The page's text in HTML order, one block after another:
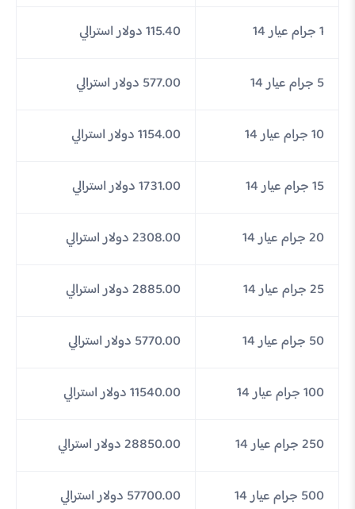
1 جرام عيار 14 115.40 دولار استرالي
5 جرام عيار 14 577.00 دولار استرالي
10 جرام عيار 14 1154.00 دولار استرالي
15 جرام عيار 14 1731.00 دولار استرالي
20 جرام عيار 14 2308.00 دولار استرالي
25 جرام عيار 14 2885.00 دولار استرالي
50 جرام عيار 14 5770.00 دولار استرالي
100 جرام عيار 14 11540.00 دولار استرالي
250 جرام عيار 14 28850.00 دولار استرالي
500 جرام عيار 14 57700.00 دولار استرالي